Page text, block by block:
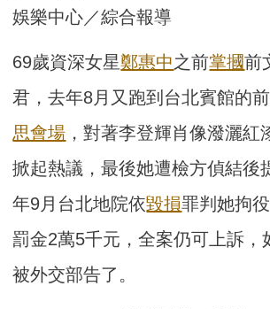
娛樂中心／綜合報導
69歲資深女星鄭惠中之前掌摑前
君，去年8月又跑到台北賓館的
思會場 ，對著李登輝肖像潑灑紅
掀起熱議，最後她遭檢方偵結後
年9月台北地院依毀損罪判她拘
罰金2萬5千元，全案仍可上訴，
被外交部告了。